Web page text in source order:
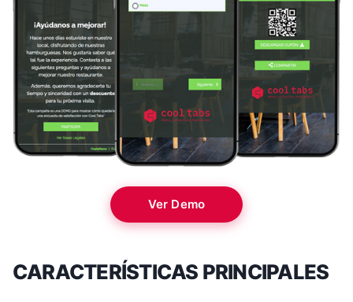
Ver Demo
CARACTERÍSTICAS PRINCIPALES